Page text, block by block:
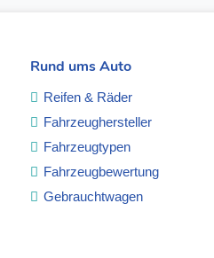
Rund ums Auto
Reifen & Räder
Fahrzeughersteller
Fahrzeugtypen
Fahrzeugbewertung
Gebrauchtwagen